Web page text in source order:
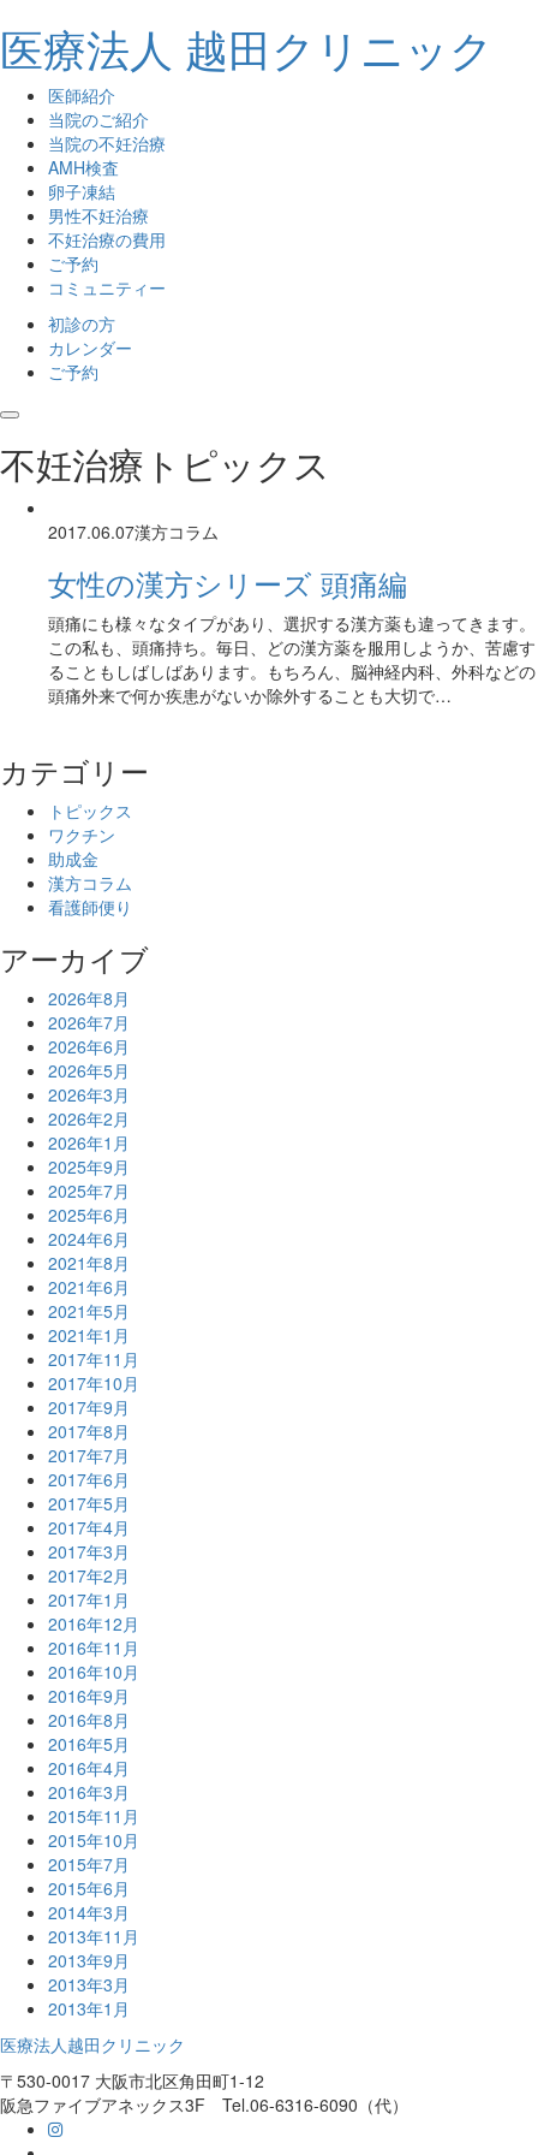
医療法人 越田クリニック
医師紹介
当院のご紹介
当院の不妊治療
AMH検査
卵子凍結
男性不妊治療
不妊治療の費用
ご予約
コミュニティー
初診の方
カレンダー
ご予約
toggle navigation
不妊治療トピックス
2017.06.07漢方コラム
女性の漢方シリーズ 頭痛編
頭痛にも様々なタイプがあり、選択する漢方薬も違ってきます。
この私も、頭痛持ち。毎日、どの漢方薬を服用しようか、苦慮す
ることもしばしばあります。もちろん、脳神経内科、外科などの
頭痛外来で何か疾患がないか除外することも大切で…
カテゴリー
トピックス
ワクチン
助成金
漢方コラム
看護師便り
アーカイブ
2026年8月
2026年7月
2026年6月
2026年5月
2026年3月
2026年2月
2026年1月
2025年9月
2025年7月
2025年6月
2024年6月
2021年8月
2021年6月
2021年5月
2021年1月
2017年11月
2017年10月
2017年9月
2017年8月
2017年7月
2017年6月
2017年5月
2017年4月
2017年3月
2017年2月
2017年1月
2016年12月
2016年11月
2016年10月
2016年9月
2016年8月
2016年5月
2016年4月
2016年3月
2015年11月
2015年10月
2015年7月
2015年6月
2014年3月
2013年11月
2013年9月
2013年3月
2013年1月
医療法人越田クリニック
〒530-0017 大阪市北区角田町1-12
阪急ファイブアネックス3F Tel.06-6316-6090（代）